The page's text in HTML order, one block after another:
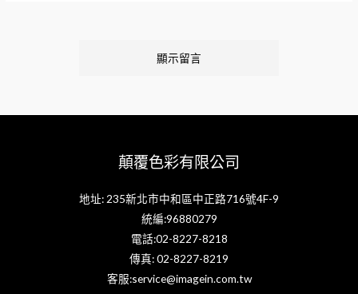
顯示留言
顛覆色彩有限公司
地址: 235新北市中和區中正路716號4F-9
統編:96880279
電話:02-8227-8218
傳真: 02-8227-8219
客服:service@imagein.com.tw